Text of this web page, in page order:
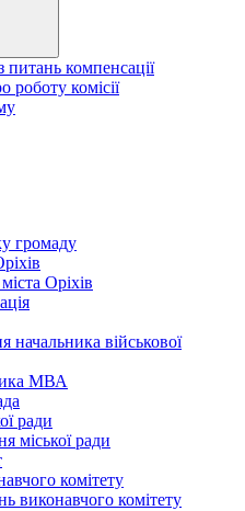
питань компенсації
роботу комісії
громаду
Оріхів
начальника військової
МВА
ради
міської ради
комітету
виконавчого комітету